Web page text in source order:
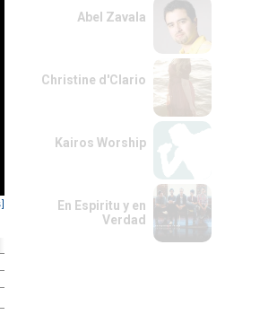
Abel Zavala
Christine d'Clario
Kairos Worship
En Espiritu y en
Verdad